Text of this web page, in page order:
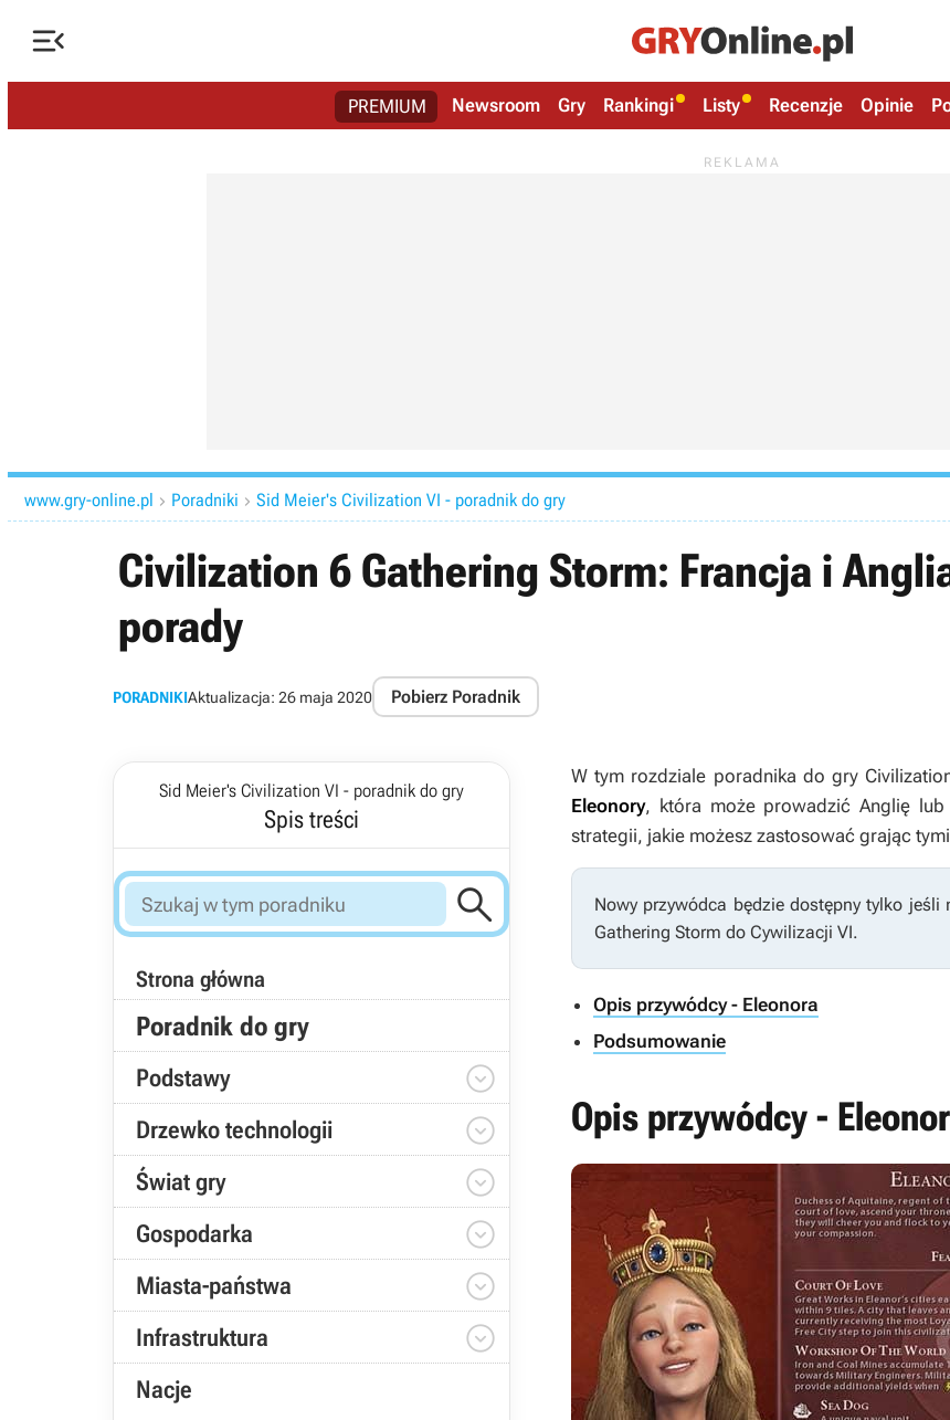

PREMIUM Newsroom Gry Rankingi Listy Recenzje Opinie
www.gry-online.pl  Poradniki  Sid Meier's Civilization VI - poradnik do gry
Civilization 6 Gathering Storm: Francja i
porady
PORADNIKIAktualizacja: 26 maja 2020 Pobierz Poradnik
Sid Meier's Civilization VI - poradnik do gry
Spis treści

Strona główna
Poradnik do gry
Podstawy 
Drzewko technologii 
Świat gry 
Gospodarka 
Miasta-państwa 
Infrastruktura 
Nacje
W tym rozdziale poradnika do gry
Eleonory, która może prowadzić Anglię lub
strategii, jakie możesz zastosować grając
Nowy przywódca będzie dostępny tylko
Gathering Storm do Cywilizacji VI.
Opis przywódcy - Eleonora
Podsumowanie
Opis przywódcy -